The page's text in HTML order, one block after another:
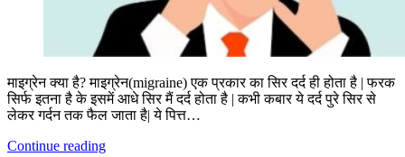
माइग्रेन क्या है? माइग्रेन(migraine) एक प्रकार का सिर दर्द ही होता है | फरक
सिर्फ इतना है के इसमें आधे सिर मैं दर्द होता है | कभी कबार ये दर्द पुरे सिर से
लेकर गर्दन तक फैल जाता है| ये पित्त…
Continue reading